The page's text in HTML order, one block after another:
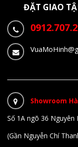
ĐẶT GIAO
Showroom
Số 1A ngõ 36 Nguyên
(Gần Nguyễn Chí